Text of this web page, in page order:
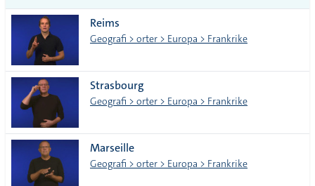
tecken
Reims
Geografi > orter > Europa > Frankrike
Strasbourg
Geografi > orter > Europa > Frankrike
Marseille
Geografi > orter > Europa > Frankrike